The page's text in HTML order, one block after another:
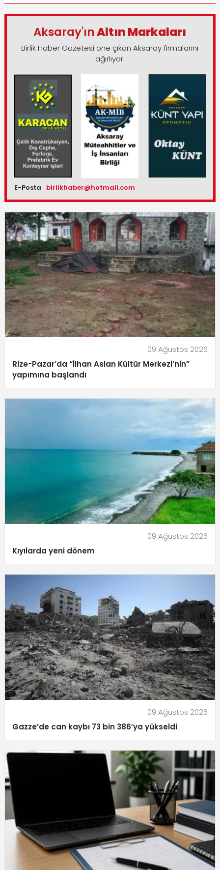
Aksaray'ınAltın Markaları
Birlik Haber Gazetesi öne çıkan Aksaray firmalarını
ağırlıyor.
E-Posta birlikhaber@hotmail.com
09 Ağustos 2026
Rize-Pazar’da “İlhan Aslan Kültür Merkezi’nin”
yapımına başlandı
09 Ağustos 2026
Kıyılarda yeni dönem
09 Ağustos 2026
Gazze’de can kaybı 73 bin 386’ya yükseldi